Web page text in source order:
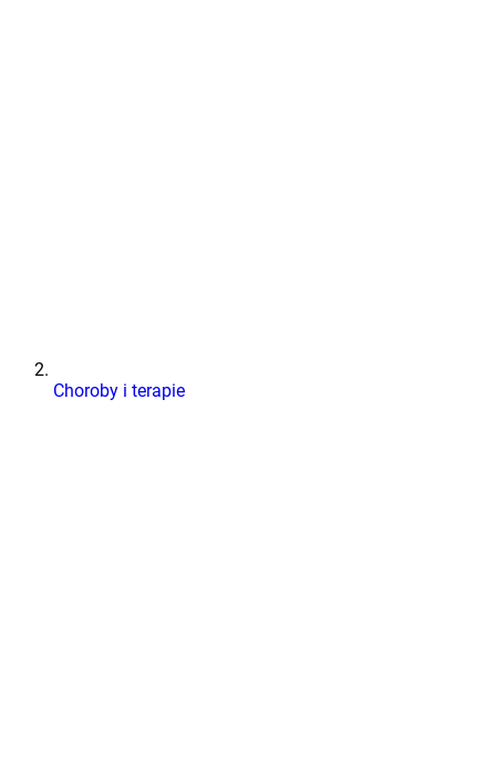
Choroby i terapie